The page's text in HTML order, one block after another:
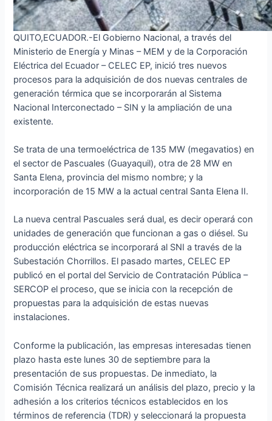
QUITO,ECUADOR.-El Gobierno Nacional, a través del
Ministerio de Energía y Minas – MEM y de la Corporación
Eléctrica del Ecuador – CELEC EP, inició tres nuevos
procesos para la adquisición de dos nuevas centrales de
generación térmica que se incorporarán al Sistema
Nacional Interconectado – SIN y la ampliación de una
existente.
Se trata de una termoeléctrica de 135 MW (megavatios) en
el sector de Pascuales (Guayaquil), otra de 28 MW en
Santa Elena, provincia del mismo nombre; y la
incorporación de 15 MW a la actual central Santa Elena II.
La nueva central Pascuales será dual, es decir operará con
unidades de generación que funcionan a gas o diésel. Su
producción eléctrica se incorporará al SNI a través de la
Subestación Chorrillos. El pasado martes, CELEC EP
publicó en el portal del Servicio de Contratación Pública –
SERCOP el proceso, que se inicia con la recepción de
propuestas para la adquisición de estas nuevas
instalaciones.
Conforme la publicación, las empresas interesadas tienen
plazo hasta este lunes 30 de septiembre para la
presentación de sus propuestas. De inmediato, la
Comisión Técnica realizará un análisis del plazo, precio y la
adhesión a los criterios técnicos establecidos en los
términos de referencia (TDR) y seleccionará la propuesta